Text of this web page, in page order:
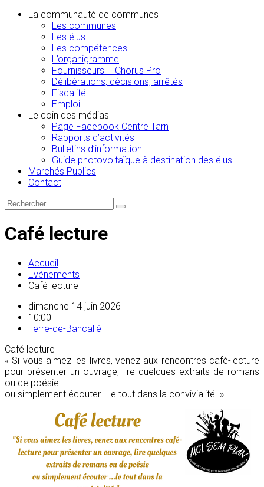
La communauté de communes
Les communes
Les élus
Les compétences
L’organigramme
Fournisseurs – Chorus Pro
Délibérations, décisions, arrêtés
Fiscalité
Emploi
Le coin des médias
Page Facebook Centre Tarn
Rapports d’activités
Bulletins d’information
Guide photovoltaïque à destination des élus
Marchés Publics
Contact
Café lecture
Accueil
Evénements
Café lecture
dimanche 14 juin 2026
10:00
Terre-de-Bancalié
Café lecture
« Si vous aimez les livres, venez aux rencontres café-lecture
pour présenter un ouvrage, lire quelques extraits de romans
ou de poésie
ou simplement écouter …le tout dans la convivialité. »